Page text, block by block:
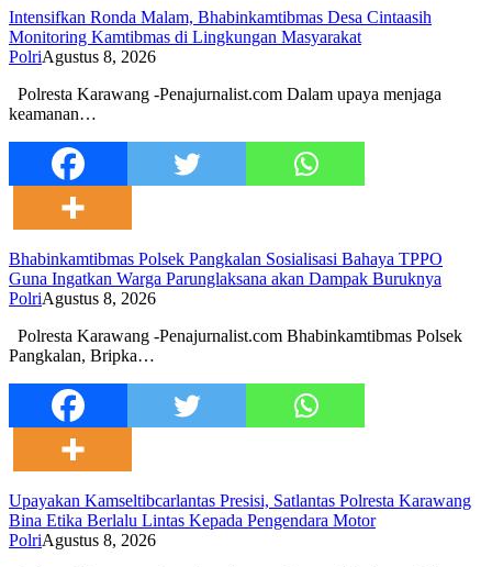
Intensifkan Ronda Malam, Bhabinkamtibmas Desa Cintaasih
Monitoring Kamtibmas di Lingkungan Masyarakat
PolriAgustus 8, 2026
Polresta Karawang -Penajurnalist.com Dalam upaya menjaga
keamanan…
Bhabinkamtibmas Polsek Pangkalan Sosialisasi Bahaya TPPO
Guna Ingatkan Warga Parunglaksana akan Dampak Buruknya
PolriAgustus 8, 2026
Polresta Karawang -Penajurnalist.com Bhabinkamtibmas Polsek
Pangkalan, Bripka…
Upayakan Kamseltibcarlantas Presisi, Satlantas Polresta Karawang
Bina Etika Berlalu Lintas Kepada Pengendara Motor
PolriAgustus 8, 2026